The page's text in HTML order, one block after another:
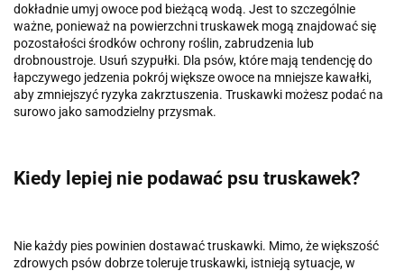
dokładnie umyj owoce pod bieżącą wodą. Jest to szczególnie
ważne, ponieważ na powierzchni truskawek mogą znajdować się
pozostałości środków ochrony roślin, zabrudzenia lub
drobnoustroje. Usuń szypułki. Dla psów, które mają tendencję do
łapczywego jedzenia pokrój większe owoce na mniejsze kawałki,
aby zmniejszyć ryzyka zakrztuszenia. Truskawki możesz podać na
surowo jako samodzielny przysmak.
Kiedy lepiej nie podawać psu truskawek?
Nie każdy pies powinien dostawać truskawki. Mimo, że większość
zdrowych psów dobrze toleruje truskawki, istnieją sytuacje, w